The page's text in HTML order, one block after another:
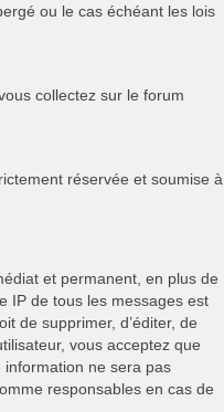
ou le cas échéant les lois
collectez sur le forum
réservée et soumise à
et permanent, en plus de
IP de tous les messages est
de supprimer, d’éditer, de
vous acceptez que
ne sera pas
responsables en cas de